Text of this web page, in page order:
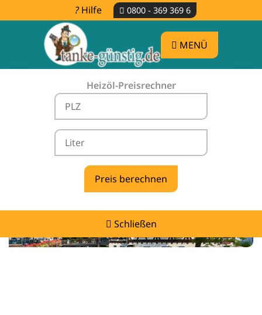
Hilfe 0800 - 369 369 6
MENÜ
Heizöl-Preisrechner
Schließen
Heizölpreise Westhausen -
vergleichen & günstig tanken